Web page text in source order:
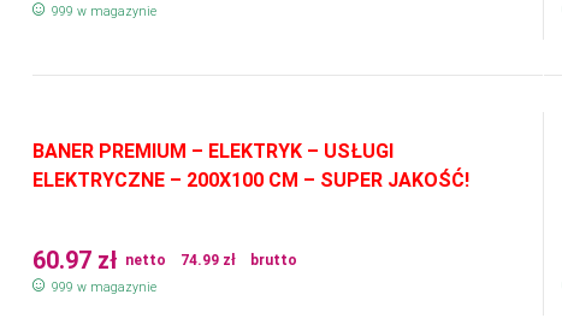
999 w magazynie
BANER PREMIUM – ELEKTRYK – USŁUGI
ELEKTRYCZNE – 200X100 CM – SUPER JAKOŚĆ!
60.97 zł netto 74.99 zł brutto
999 w magazynie